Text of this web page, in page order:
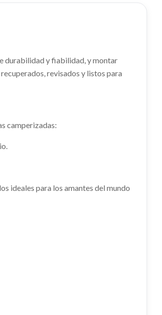
durabilidad y fiabilidad, y montar
revisados y listos para
camperizadas:
ideales para los amantes del mundo